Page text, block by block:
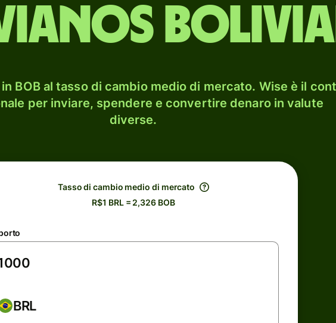
BOB al tasso di cambio medio di mercato. Wise è il
per inviare, spendere e convertire denaro in valute
diverse.
Tasso di cambio medio di mercato
R$1 BRL = 2,326 BOB
BRL